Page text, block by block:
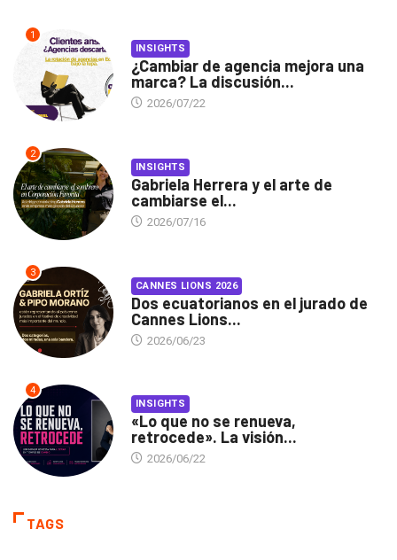
1
INSIGHTS
¿Cambiar de agencia mejora una
marca? La discusión...
2026/07/22
2
INSIGHTS
Gabriela Herrera y el arte de
cambiarse el...
2026/07/16
3
CANNES LIONS 2026
Dos ecuatorianos en el jurado de
Cannes Lions...
2026/06/23
4
INSIGHTS
«Lo que no se renueva,
retrocede». La visión...
2026/06/22
TAGS